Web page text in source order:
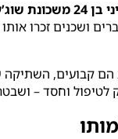
שוג’עיה
ושכנים זכרו
קבועים, השתיקה
לטיפול וחסד –